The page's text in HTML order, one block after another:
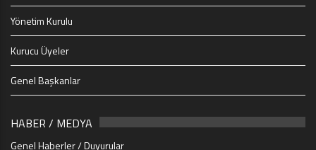
Yönetim Kurulu
Kurucu Üyeler
Genel Başkanlar
HABER / MEDYA
Genel Haberler / Duyurular